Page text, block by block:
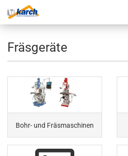
Fräsgeräte
Bohr- und Fräsmaschinen